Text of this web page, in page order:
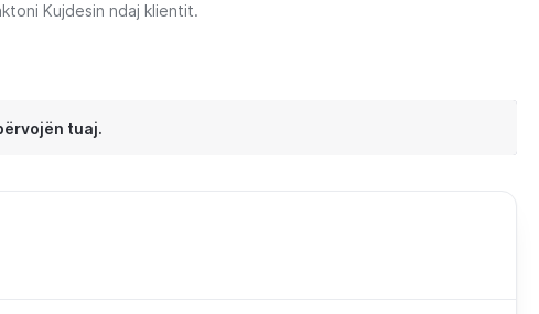
Kujdesin ndaj klientit.
tuaj.